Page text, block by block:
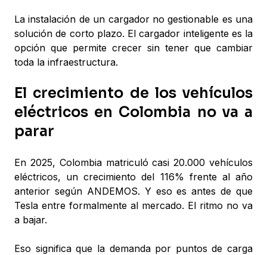
La instalación de un cargador no gestionable es una
solución de corto plazo. El cargador inteligente es la
opción que permite crecer sin tener que cambiar
toda la infraestructura.
El crecimiento de los vehículos
eléctricos en Colombia no va a
parar
En 2025, Colombia matriculó casi 20.000 vehículos
eléctricos, un crecimiento del 116% frente al año
anterior según ANDEMOS. Y eso es antes de que
Tesla entre formalmente al mercado. El ritmo no va
a bajar.
Eso significa que la demanda por puntos de carga